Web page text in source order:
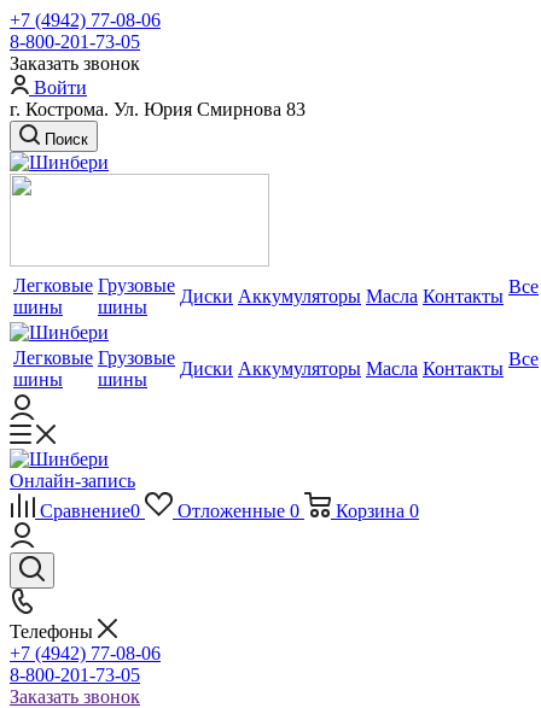
+7 (4942) 77-08-06
8-800-201-73-05
Заказать звонок
Войти
г. Кострома. Ул. Юрия Смирнова 83
Поиск
Легковые
шины
Грузовые
шины
Диски Аккумуляторы Масла Контакты Все
Легковые
шины
Грузовые
шины
Диски Аккумуляторы Масла Контакты Все
Онлайн-запись
Сравнение0 Отложенные 0 Корзина 0
Телефоны
+7 (4942) 77-08-06
8-800-201-73-05
Заказать звонок